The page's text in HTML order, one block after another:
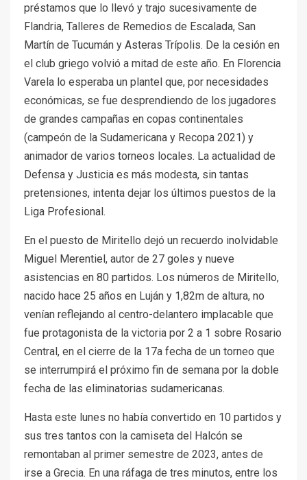
préstamos que lo llevó y trajo sucesivamente de
Flandria, Talleres de Remedios de Escalada, San
Martín de Tucumán y Asteras Trípolis. De la cesión en
el club griego volvió a mitad de este año. En Florencia
Varela lo esperaba un plantel que, por necesidades
económicas, se fue desprendiendo de los jugadores
de grandes campañas en copas continentales
(campeón de la Sudamericana y Recopa 2021) y
animador de varios torneos locales. La actualidad de
Defensa y Justicia es más modesta, sin tantas
pretensiones, intenta dejar los últimos puestos de la
Liga Profesional.
En el puesto de Miritello dejó un recuerdo inolvidable
Miguel Merentiel, autor de 27 goles y nueve
asistencias en 80 partidos. Los números de Miritello,
nacido hace 25 años en Luján y 1,82m de altura, no
venían reflejando al centro-delantero implacable que
fue protagonista de la victoria por 2 a 1 sobre Rosario
Central, en el cierre de la 17a fecha de un torneo que
se interrumpirá el próximo fin de semana por la doble
fecha de las eliminatorias sudamericanas.
Hasta este lunes no había convertido en 10 partidos y
sus tres tantos con la camiseta del Halcón se
remontaban al primer semestre de 2023, antes de
irse a Grecia. En una ráfaga de tres minutos, entre los